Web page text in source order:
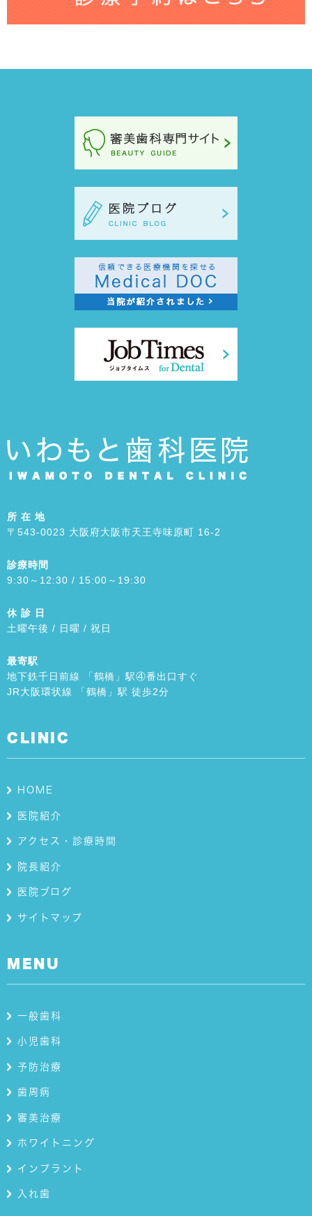
所 在 地
〒543-0023 大阪府大阪市天王寺味原町 16-2
診療時間
9:30～12:30 / 15:00～19:30
休 診 日
土曜午後 / 日曜 / 祝日
最寄駅
地下鉄千日前線 「鶴橋」駅④番出口すぐ
JR大阪環状線 「鶴橋」駅 徒歩2分
CLINIC
HOME
医院紹介
アクセス・診療時間
院長紹介
医院ブログ
サイトマップ
MENU
一般歯科
小児歯科
予防治療
歯周病
審美治療
ホワイトニング
インプラント
入れ歯